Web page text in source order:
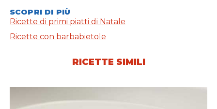
SCOPRI DI PIÙ
Ricette di primi piatti di Natale
Ricette con barbabietole
RICETTE SIMILI